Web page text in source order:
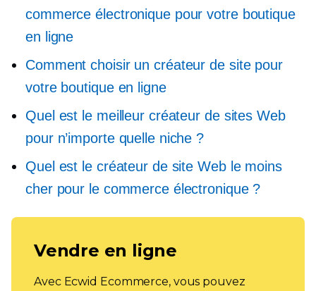
commerce électronique pour votre boutique
en ligne
Comment choisir un créateur de site pour
votre boutique en ligne
Quel est le meilleur créateur de sites Web
pour n’importe quelle niche ?
Quel est le créateur de site Web le moins
cher pour le commerce électronique ?
Vendre en ligne
Avec Ecwid Ecommerce, vous pouvez